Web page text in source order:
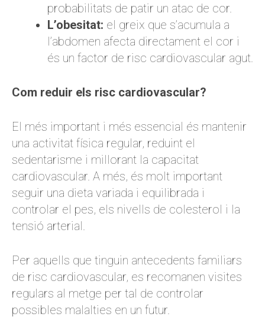
probabilitats de patir un atac de cor.
L’obesitat: el greix que s’acumula a
l’abdomen afecta directament el cor i
és un factor de risc cardiovascular agut.
Com reduir els risc cardiovascular?
El més important i més essencial és mantenir
una activitat física regular, reduint el
sedentarisme i millorant la capacitat
cardiovascular. A més, és molt important
seguir una dieta variada i equilibrada i
controlar el pes, els nivells de colesterol i la
tensió arterial.
Per aquells que tinguin antecedents familiars
de risc cardiovascular, es recomanen visites
regulars al metge per tal de controlar
possibles malalties en un futur.